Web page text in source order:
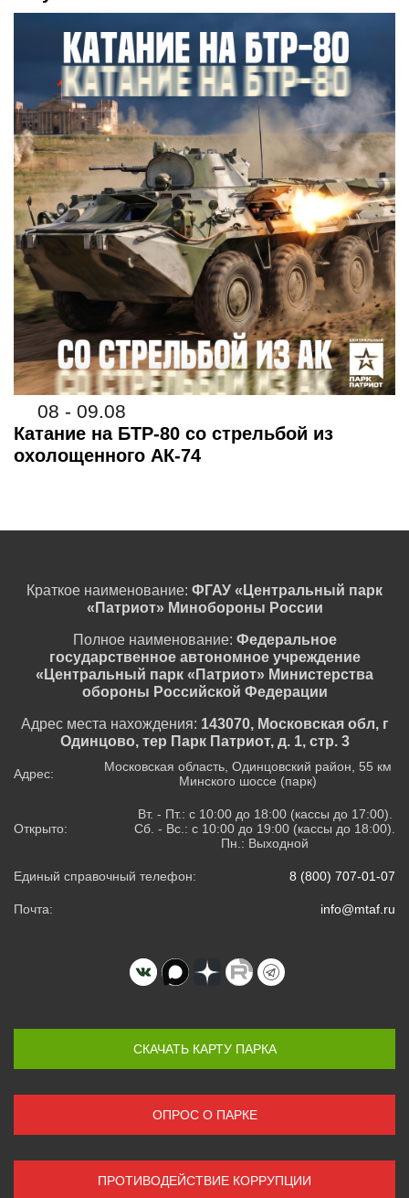
08 - 09.08
Катание на БТР-80 со стрельбой из
охолощенного АК-74
Краткое наименование: ФГАУ «Центральный парк
«Патриот» Минобороны России
Полное наименование: Федеральное
государственное автономное учреждение
«Центральный парк «Патриот» Министерства
обороны Российской Федерации
Адрес места нахождения: 143070, Московская обл, г
Одинцово, тер Парк Патриот, д. 1, стр. 3
Адрес:
Московская область, Одинцовский район, 55 км
Минского шоссе (парк)
Открыто:
Вт. - Пт.: с 10:00 до 18:00 (кассы до 17:00).
Сб. - Вс.: с 10:00 до 19:00 (кассы до 18:00).
Пн.: Выходной
Единый справочный телефон: 8 (800) 707-01-07
Почта: info@mtaf.ru
СКАЧАТЬ КАРТУ ПАРКА
ОПРОС О ПАРКЕ
ПРОТИВОДЕЙСТВИЕ КОРРУПЦИИ